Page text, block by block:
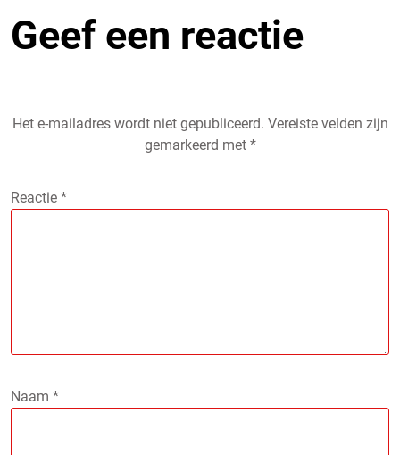
Geef een reactie
Het e-mailadres wordt niet gepubliceerd. Vereiste velden zijn
gemarkeerd met *
Reactie *
Naam *